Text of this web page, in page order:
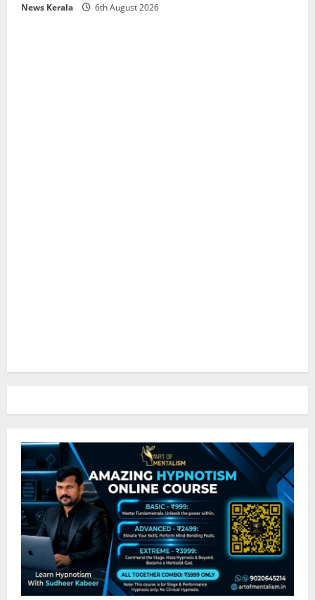
News Kerala 6th August 2026